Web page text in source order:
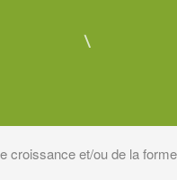
croissance et/ou de la